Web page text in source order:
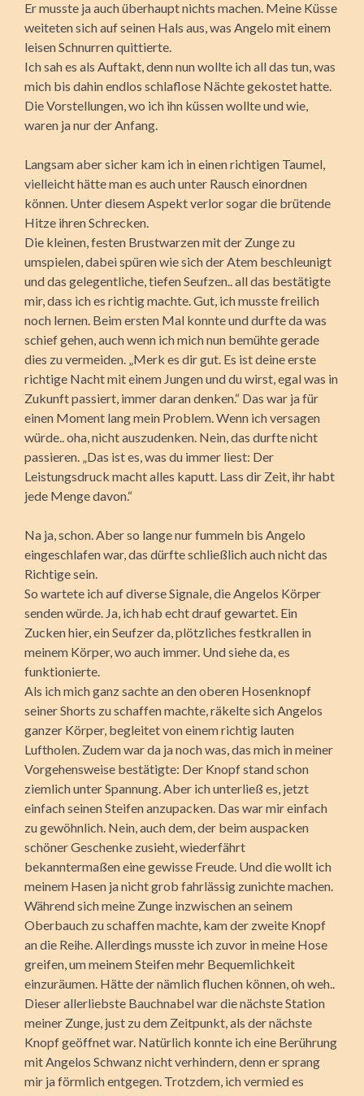
Er musste ja auch überhaupt nichts machen. Meine Küsse
weiteten sich auf seinen Hals aus, was Angelo mit einem
leisen Schnurren quittierte.
Ich sah es als Auftakt, denn nun wollte ich all das tun, was
mich bis dahin endlos schlaflose Nächte gekostet hatte.
Die Vorstellungen, wo ich ihn küssen wollte und wie,
waren ja nur der Anfang.
Langsam aber sicher kam ich in einen richtigen Taumel,
vielleicht hätte man es auch unter Rausch einordnen
können. Unter diesem Aspekt verlor sogar die brütende
Hitze ihren Schrecken.
Die kleinen, festen Brustwarzen mit der Zunge zu
umspielen, dabei spüren wie sich der Atem beschleunigt
und das gelegentliche, tiefen Seufzen.. all das bestätigte
mir, dass ich es richtig machte. Gut, ich musste freilich
noch lernen. Beim ersten Mal konnte und durfte da was
schief gehen, auch wenn ich mich nun bemühte gerade
dies zu vermeiden. „Merk es dir gut. Es ist deine erste
richtige Nacht mit einem Jungen und du wirst, egal was in
Zukunft passiert, immer daran denken.“ Das war ja für
einen Moment lang mein Problem. Wenn ich versagen
würde.. oha, nicht auszudenken. Nein, das durfte nicht
passieren. „Das ist es, was du immer liest: Der
Leistungsdruck macht alles kaputt. Lass dir Zeit, ihr habt
jede Menge davon.“
Na ja, schon. Aber so lange nur fummeln bis Angelo
eingeschlafen war, das dürfte schließlich auch nicht das
Richtige sein.
So wartete ich auf diverse Signale, die Angelos Körper
senden würde. Ja, ich hab echt drauf gewartet. Ein
Zucken hier, ein Seufzer da, plötzliches festkrallen in
meinem Körper, wo auch immer. Und siehe da, es
funktionierte.
Als ich mich ganz sachte an den oberen Hosenknopf
seiner Shorts zu schaffen machte, räkelte sich Angelos
ganzer Körper, begleitet von einem richtig lauten
Luftholen. Zudem war da ja noch was, das mich in meiner
Vorgehensweise bestätigte: Der Knopf stand schon
ziemlich unter Spannung. Aber ich unterließ es, jetzt
einfach seinen Steifen anzupacken. Das war mir einfach
zu gewöhnlich. Nein, auch dem, der beim auspacken
schöner Geschenke zusieht, wiederfährt
bekanntermaßen eine gewisse Freude. Und die wollt ich
meinem Hasen ja nicht grob fahrlässig zunichte machen.
Während sich meine Zunge inzwischen an seinem
Oberbauch zu schaffen machte, kam der zweite Knopf
an die Reihe. Allerdings musste ich zuvor in meine Hose
greifen, um meinem Steifen mehr Bequemlichkeit
einzuräumen. Hätte der nämlich fluchen können, oh weh..
Dieser allerliebste Bauchnabel war die nächste Station
meiner Zunge, just zu dem Zeitpunkt, als der nächste
Knopf geöffnet war. Natürlich konnte ich eine Berührung
mit Angelos Schwanz nicht verhindern, denn er sprang
mir ja förmlich entgegen. Trotzdem, ich vermied es